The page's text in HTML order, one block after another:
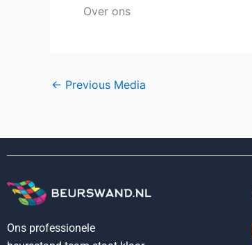
Over ons
← Previous Media
Ons professionele